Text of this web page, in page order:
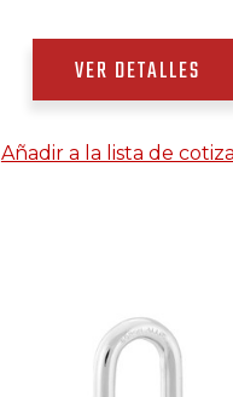
VER DETALLES
Añadir a la lista de